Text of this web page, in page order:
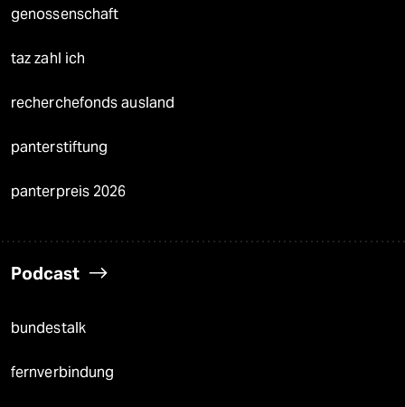
genossenschaft
taz zahl ich
recherchefonds ausland
panterstiftung
panterpreis 2026
Podcast
bundestalk
fernverbindung